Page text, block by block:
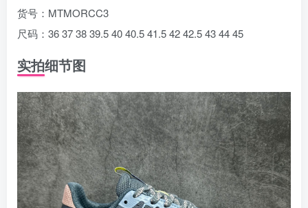
货号：MTMORCC3
尺码：36 37 38 39.5 40 40.5 41.5 42 42.5 43 44 45
实拍细节图